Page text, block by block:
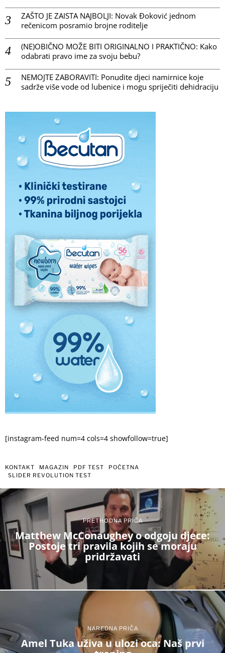
ZAŠTO JE ZAISTA NAJBOLJI: Novak Đoković jednom
rečenicom posramio brojne roditelje
(NE)OBIČNO MOŽE BITI ORIGINALNO I PRAKTIČNO: Kako
odabrati pravo ime za svoju bebu?
NEMOJTE ZABORAVITI: Ponudite djeci namirnice koje
sadrže više vode od lubenice i mogu spriječiti dehidraciju
[instagram-feed num=4 cols=4 showfollow=true]
KONTAKT MAGAZIN PDF TEST
POČETNA
SLIDER REVOLUTION TEST
PRETHODNA PRIČA
Matthew McConaughey o odgoju djece:
Postoje tri pravila kojih se moraju
pridržavati
NAREDNA PRIČA
Amel Tuka uživa u ulozi oca: Naš prvi